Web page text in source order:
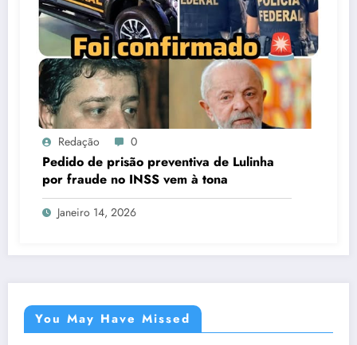
Redação 0
Pedido de prisão preventiva de Lulinha
por fraude no INSS vem à tona
Janeiro 14, 2026
You May Have Missed